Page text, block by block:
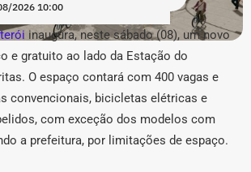
Secretaria de Governo.
2026 10:00
inaugura, neste sábado (08), um novo
e gratuito ao lado da Estação do
O espaço contará com 400 vagas e
convencionais, bicicletas elétricas e
com exceção dos modelos com
a prefeitura, por limitações de espaço.